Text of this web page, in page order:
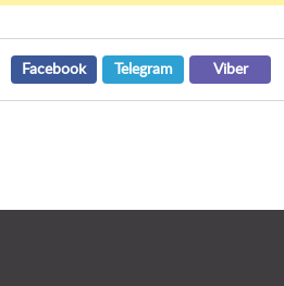
Facebook Telegram Viber